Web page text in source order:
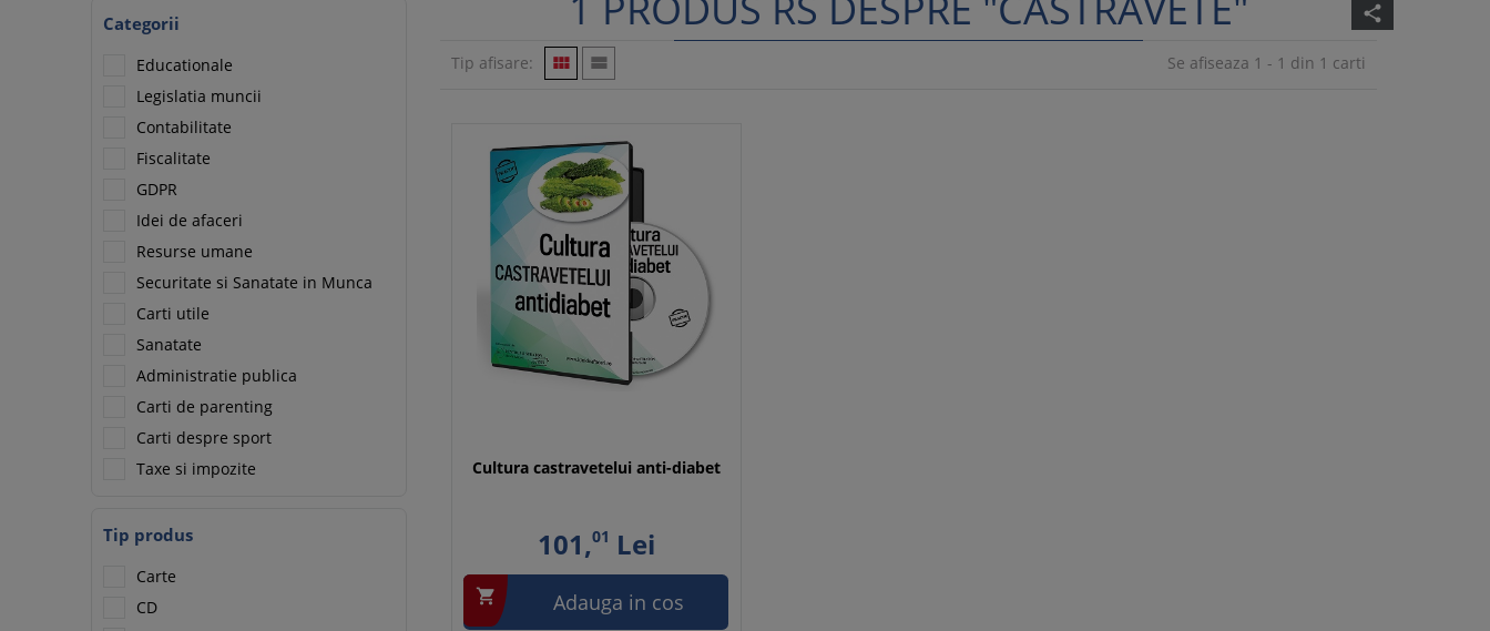
Categorii
Educationale
Legislatia muncii
Contabilitate
Fiscalitate
GDPR
Idei de afaceri
Resurse umane
Securitate si Sanatate in Munca
Carti utile
Sanatate
Administratie publica
Carti de parenting
Carti despre sport
Taxe si impozite
Tip produs
Carte
CD
share
Tip afisare:   Se afiseaza 1 - 1 din 1 carti
Cultura castravetelui anti-diabet
101,01 Lei
 Adauga in cos